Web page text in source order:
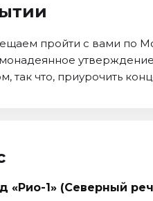
пройти с вами по
так что, приурочить
«Рио-1» (Северный